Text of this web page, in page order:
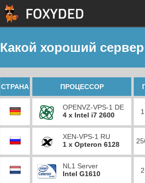
Какой хороший
СТРАНА ПРОЦЕССОР
OPENVZ-VPS-1 DE
4 x Intel i7 2600
XEN-VPS-1 RU
1 x Opteron 6128
NL1 Server
Intel G1610